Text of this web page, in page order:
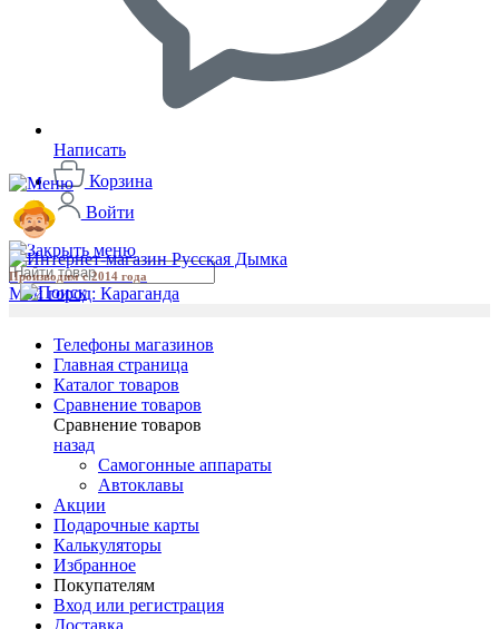
Написать
Корзина
Войти
Производим с 2014 года
Мой город: Караганда
Телефоны магазинов
Главная страница
Каталог товаров
Сравнение товаров
Сравнение товаров
назад
Самогонные аппараты
Автоклавы
Акции
Подарочные карты
Калькуляторы
Избранное
Покупателям
Вход или регистрация
Доставка